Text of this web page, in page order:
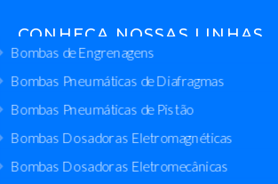
CONHEÇA NOSSAS LINHAS
Bombas de Engrenagens
Bombas Pneumáticas de Diafragmas
Bombas Pneumáticas de Pistão
Bombas Dosadoras Eletromagnéticas
Bombas Dosadoras Eletromecânicas